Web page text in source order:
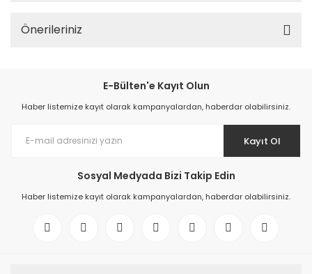
Önerileriniz
E-Bülten'e Kayıt Olun
Haber listemize kayıt olarak kampanyalardan, haberdar olabilirsiniz.
Kayıt Ol
Sosyal Medyada Bizi Takip Edin
Haber listemize kayıt olarak kampanyalardan, haberdar olabilirsiniz.